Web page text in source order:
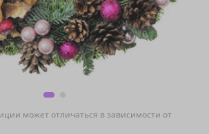
может отличаться в зависимости от